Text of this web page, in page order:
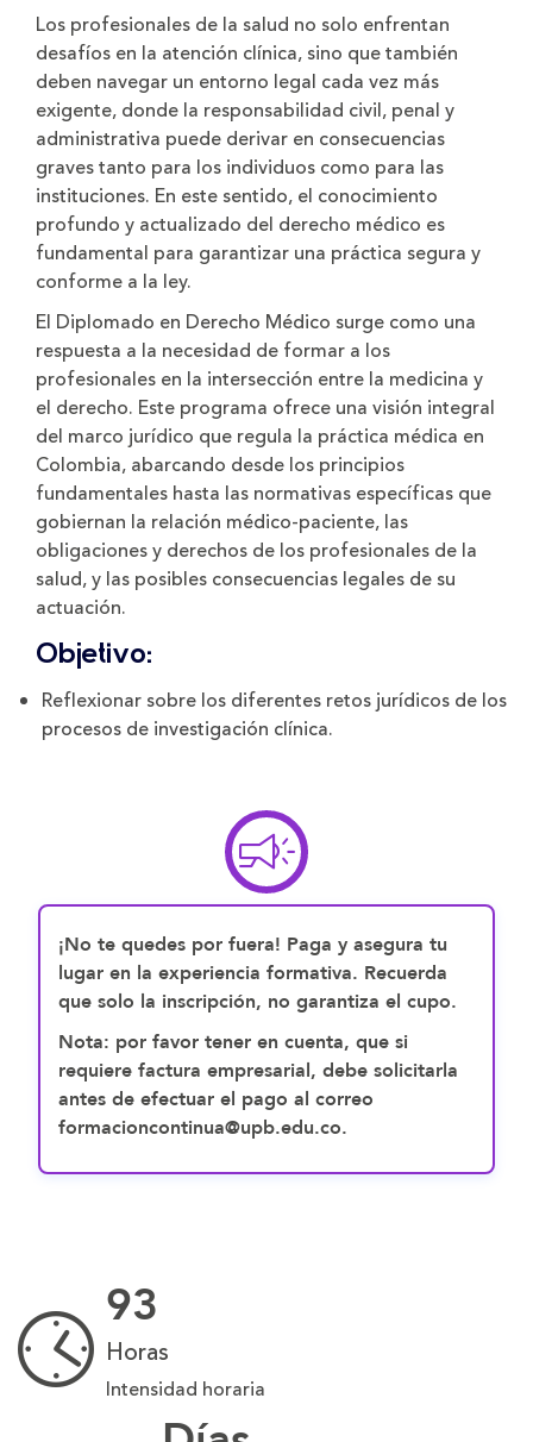
Los profesionales de la salud no solo enfrentan
desafíos en la atención clínica, sino que también
deben navegar un entorno legal cada vez más
exigente, donde la responsabilidad civil, penal y
administrativa puede derivar en consecuencias
graves tanto para los individuos como para las
instituciones. En este sentido, el conocimiento
profundo y actualizado del derecho médico es
fundamental para garantizar una práctica segura y
conforme a la ley.
El Diplomado en Derecho Médico surge como una
respuesta a la necesidad de formar a los
profesionales en la intersección entre la medicina y
el derecho. Este programa ofrece una visión integral
del marco jurídico que regula la práctica médica en
Colombia, abarcando desde los principios
fundamentales hasta las normativas específicas que
gobiernan la relación médico-paciente, las
obligaciones y derechos de los profesionales de la
salud, y las posibles consecuencias legales de su
actuación.
Objetivo:
Reflexionar sobre los diferentes retos jurídicos de los
procesos de investigación clínica.
¡No te quedes por fuera! Paga y asegura tu
lugar en la experiencia formativa. Recuerda
que solo la inscripción, no garantiza el cupo.
Nota: por favor tener en cuenta, que si
requiere factura empresarial, debe solicitarla
antes de efectuar el pago al correo
formacioncontinua@upb.edu.co.
93
Horas
Intensidad horaria